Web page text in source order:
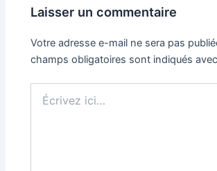
Laisser un commentaire
Votre adresse e-mail ne sera pas
champs obligatoires sont indiqués avec
ici…